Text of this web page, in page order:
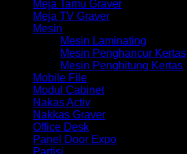
Meja Tamu Graver
Meja TV Graver
Mesin
Mesin Laminating
Mesin Penghancur Kertas
Mesin Penghitung Kertas
Mobile File
Modul Cabinet
Nakas Activ
Nakkas Graver
Office Desk
Panel Door Expo
Partisi